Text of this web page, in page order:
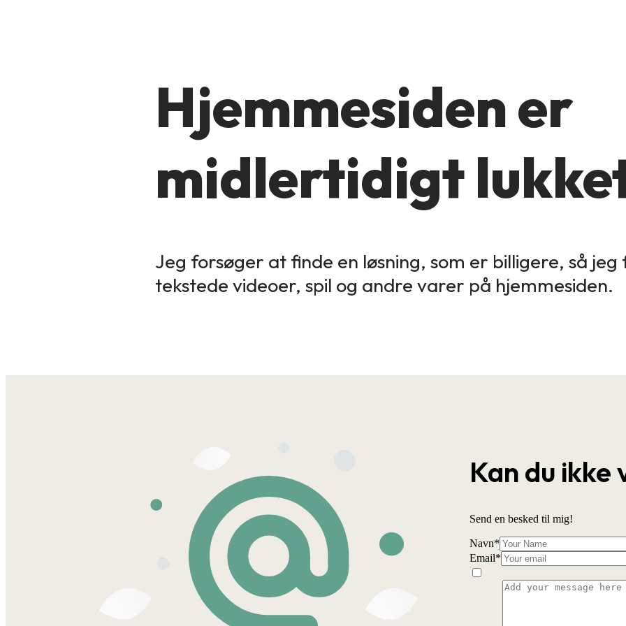
Hjemmesiden er
midlertidigt
Jeg forsøger at finde en løsning, som er billigere, så
tekstede videoer, spil og andre varer på hjemmesiden.
Kan du ikke
Send en besked til mig!
Navn*
Email*